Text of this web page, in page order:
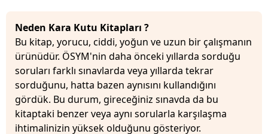
Neden Kara Kutu Kitapları ?
Bu kitap, yorucu, ciddi, yoğun ve uzun bir çalışmanın
ürünüdür. ÖSYM'nin daha önceki yıllarda sorduğu
soruları farklı sınavlarda veya yıllarda tekrar
sorduğunu, hatta bazen aynısını kullandığını
gördük. Bu durum, gireceğiniz sınavda da bu
kitaptaki benzer veya aynı sorularla karşılaşma
ihtimalinizin yüksek olduğunu gösteriyor.